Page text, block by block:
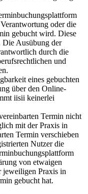
oder die
gebucht wird. Diese
Die Ausübung der
durch die
und
eines gebuchten
über den Online-
iisii keinerlei
Termin nicht
mit der Praxis in
Termin verschieben
Nutzer die
von etwaigen
jeweiligen Praxis in
gebucht hat.